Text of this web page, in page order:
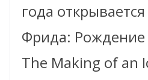
года
Фрида: Рождение
The Making of an